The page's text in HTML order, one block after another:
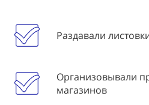
Раздавали
Организовывали
магазинов